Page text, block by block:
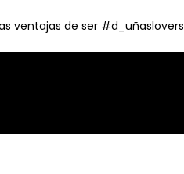
ventajas de ser #d_uñaslovers